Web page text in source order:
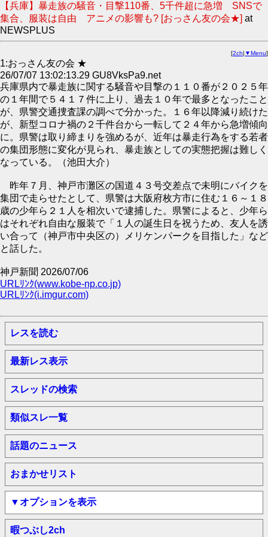
【兵庫】暴走族の騒音・目撃110番、5千件超に急増 SNSで
集合、服装は自由 アニメの影響も? [おっさん友の会★] at
NEWSPLUS
[2ch| ▼Menu]
1:おっさん友の会 ★
26/07/07 13:02:13.29 GU8VksPa9.net
兵庫県内で暴走族に関する騒音や目撃の１１０番が２０２５年
の１年間で５４１７件に上り、過去１０年で最多となったこと
が、県警交通捜査課の調べで分かった。１６年以降減り続けた
が、新型コロナ禍の２千件台から一転して２４年から急増傾向
に。県警は取り締まりを強めるが、近年は暴走行為をする若者
の集団形態に変化が見られ、暴走族としての実態把握は難しく
なっている。（池田大介）
昨年７月、神戸市灘区の国道４３号交差点で未明にバイクを
集団で走らせたとして、県警は大阪府枚方市に住む１６～１８
歳の少年ら２１人を相次いで逮捕した。県警によると、少年ら
はそれぞれ自由な服装で「１人の誕生日を祝うため、友人を誘
い合って（神戸市中央区の）メリケンパークを目指した」など
と話した。
神戸新聞 2026/07/06
URLﾘﾝｸ(www.kobe-np.co.jp)
URLﾘﾝｸ(i.imgur.com)
レスを読む
最新レス表示
スレッドの検索
類似スレ一覧
話題のニュース
おまかせリスト
▼オプションを表示
暇つぶし2ch